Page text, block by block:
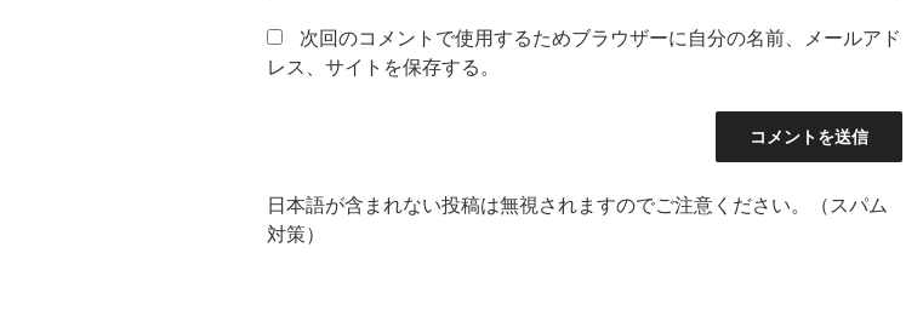
次回のコメントで使用するためブラウザーに自分の名前、メールアド
レス、サイトを保存する。
日本語が含まれない投稿は無視されますのでご注意ください。（スパム
対策）